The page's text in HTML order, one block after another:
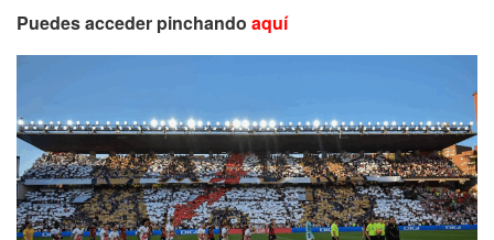
Puedes acceder pinchando aquí